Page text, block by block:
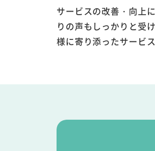
サービスの改善・向上
りの声もしっかりと受
様に寄り添ったサービ